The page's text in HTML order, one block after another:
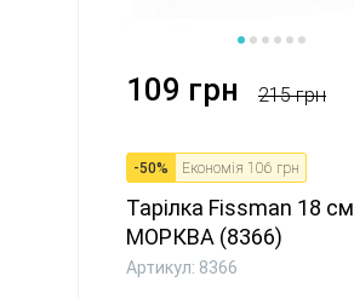
109 грн 215 грн
-50% Економія 106 грн
Тарілка Fissman 18 см
МОРКВА (8366)
Артикул: 8366